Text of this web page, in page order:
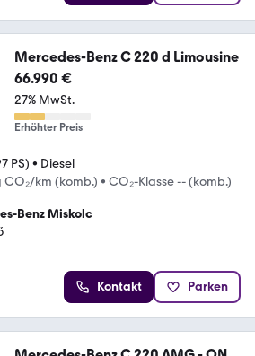
Mercedes-Benz C 220 d Limousine
66.990 €
27% MwSt.
Erhöhter Preis
PS) • Diesel
CO₂/km (komb.) • CO₂-Klasse -- (komb.)
Benz Miskolc
Kontakt Parken